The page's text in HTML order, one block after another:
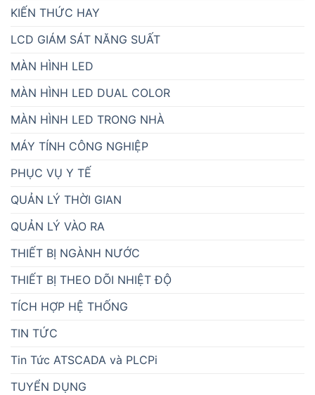
KIẾN THỨC HAY
LCD GIÁM SÁT NĂNG SUẤT
MÀN HÌNH LED
MÀN HÌNH LED DUAL COLOR
MÀN HÌNH LED TRONG NHÀ
MÁY TÍNH CÔNG NGHIỆP
PHỤC VỤ Y TẾ
QUẢN LÝ THỜI GIAN
QUẢN LÝ VÀO RA
THIẾT BỊ NGÀNH NƯỚC
THIẾT BỊ THEO DÕI NHIỆT ĐỘ
TÍCH HỢP HỆ THỐNG
TIN TỨC
Tin Tức ATSCADA và PLCPi
TUYỂN DỤNG